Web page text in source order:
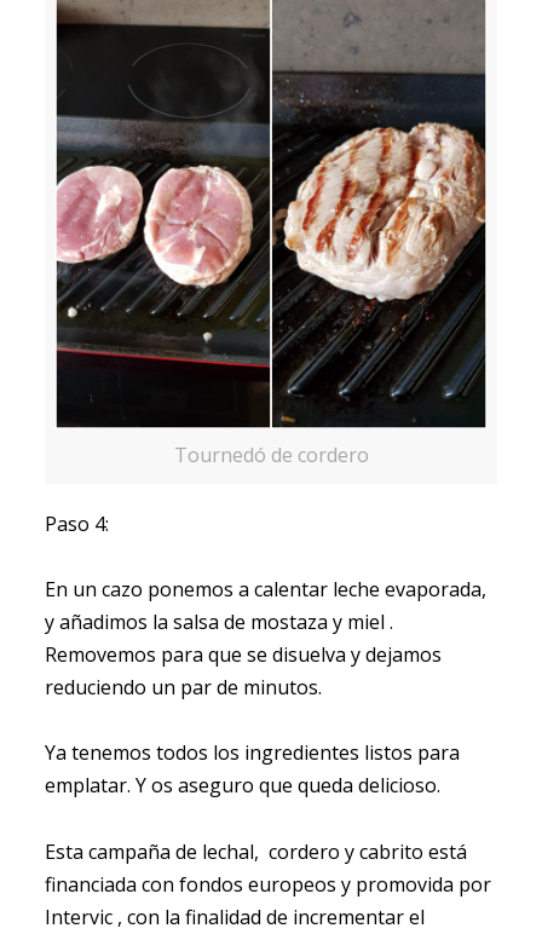
Tournedó de cordero
Paso 4:
En un cazo ponemos a calentar leche evaporada,
y añadimos la salsa de mostaza y miel .
Removemos para que se disuelva y dejamos
reduciendo un par de minutos.
Ya tenemos todos los ingredientes listos para
emplatar. Y os aseguro que queda delicioso.
Esta campaña de lechal, cordero y cabrito está
financiada con fondos europeos y promovida por
Intervic , con la finalidad de incrementar el